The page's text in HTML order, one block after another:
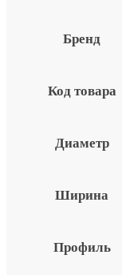
Бренд
Код товара
Диаметр
Ширина
Профиль